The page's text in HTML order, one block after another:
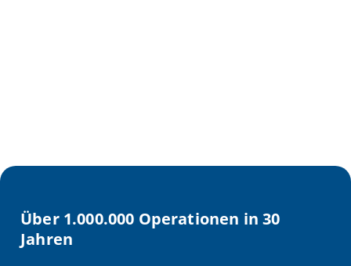
Über 1.000.000 Operationen in 30
Jahren